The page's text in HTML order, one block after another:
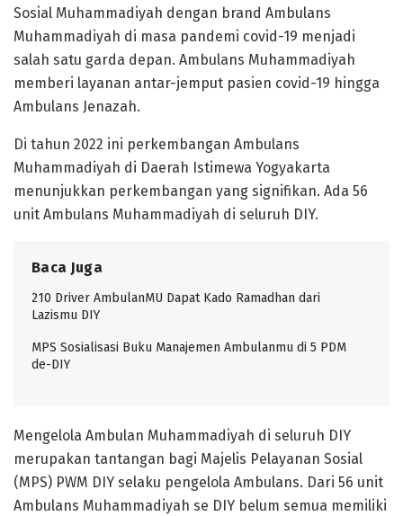
Sosial Muhammadiyah dengan brand Ambulans
Muhammadiyah di masa pandemi covid-19 menjadi
salah satu garda depan. Ambulans Muhammadiyah
memberi layanan antar-jemput pasien covid-19 hingga
Ambulans Jenazah.
Di tahun 2022 ini perkembangan Ambulans
Muhammadiyah di Daerah Istimewa Yogyakarta
menunjukkan perkembangan yang signifikan. Ada 56
unit Ambulans Muhammadiyah di seluruh DIY.
Baca Juga
210 Driver AmbulanMU Dapat Kado Ramadhan dari
Lazismu DIY
MPS Sosialisasi Buku Manajemen Ambulanmu di 5 PDM
de-DIY
Mengelola Ambulan Muhammadiyah di seluruh DIY
merupakan tantangan bagi Majelis Pelayanan Sosial
(MPS) PWM DIY selaku pengelola Ambulans. Dari 56 unit
Ambulans Muhammadiyah se DIY belum semua memiliki